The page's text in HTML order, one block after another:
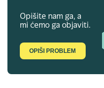
Opišite nam ga, a
mi ćemo ga objaviti.
OPIŠI PROBLEM